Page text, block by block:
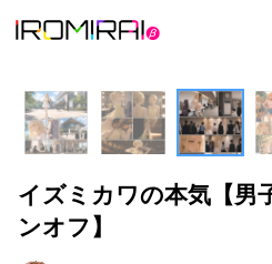
イズミカワの本気【男
ンオフ】